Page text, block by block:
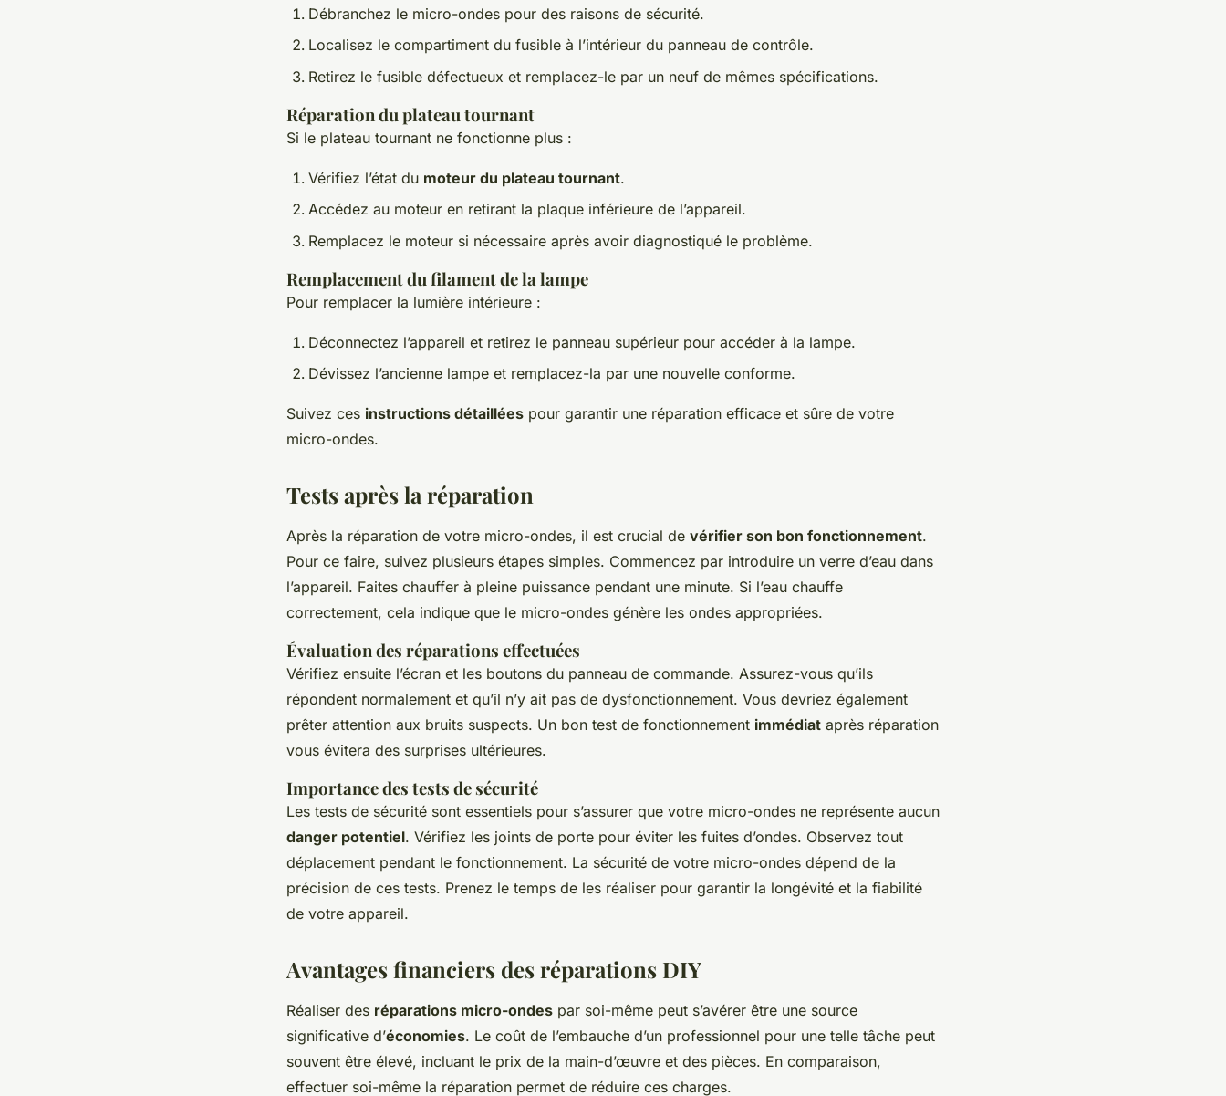
Débranchez le micro-ondes pour des raisons de sécurité.
Localisez le compartiment du fusible à l’intérieur du panneau de contrôle.
Retirez le fusible défectueux et remplacez-le par un neuf de mêmes spécifications.
Réparation du plateau tournant
Si le plateau tournant ne fonctionne plus :
Vérifiez l’état du moteur du plateau tournant.
Accédez au moteur en retirant la plaque inférieure de l’appareil.
Remplacez le moteur si nécessaire après avoir diagnostiqué le problème.
Remplacement du filament de la lampe
Pour remplacer la lumière intérieure :
Déconnectez l’appareil et retirez le panneau supérieur pour accéder à la lampe.
Dévissez l’ancienne lampe et remplacez-la par une nouvelle conforme.
Suivez ces instructions détaillées pour garantir une réparation efficace et sûre de votre
micro-ondes.
Tests après la réparation
Après la réparation de votre micro-ondes, il est crucial de vérifier son bon fonctionnement.
Pour ce faire, suivez plusieurs étapes simples. Commencez par introduire un verre d’eau dans
l’appareil. Faites chauffer à pleine puissance pendant une minute. Si l’eau chauffe
correctement, cela indique que le micro-ondes génère les ondes appropriées.
Évaluation des réparations effectuées
Vérifiez ensuite l’écran et les boutons du panneau de commande. Assurez-vous qu’ils
répondent normalement et qu’il n’y ait pas de dysfonctionnement. Vous devriez également
prêter attention aux bruits suspects. Un bon test de fonctionnement immédiat après réparation
vous évitera des surprises ultérieures.
Importance des tests de sécurité
Les tests de sécurité sont essentiels pour s’assurer que votre micro-ondes ne représente aucun
danger potentiel. Vérifiez les joints de porte pour éviter les fuites d’ondes. Observez tout
déplacement pendant le fonctionnement. La sécurité de votre micro-ondes dépend de la
précision de ces tests. Prenez le temps de les réaliser pour garantir la longévité et la fiabilité
de votre appareil.
Avantages financiers des réparations DIY
Réaliser des réparations micro-ondes par soi-même peut s’avérer être une source
significative d’économies. Le coût de l’embauche d’un professionnel pour une telle tâche peut
souvent être élevé, incluant le prix de la main-d’œuvre et des pièces. En comparaison,
effectuer soi-même la réparation permet de réduire ces charges.